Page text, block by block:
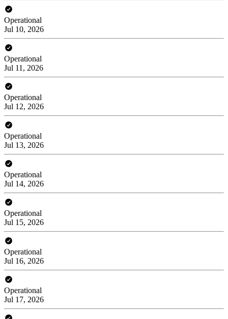
Operational
Jul 10, 2026
Operational
Jul 11, 2026
Operational
Jul 12, 2026
Operational
Jul 13, 2026
Operational
Jul 14, 2026
Operational
Jul 15, 2026
Operational
Jul 16, 2026
Operational
Jul 17, 2026